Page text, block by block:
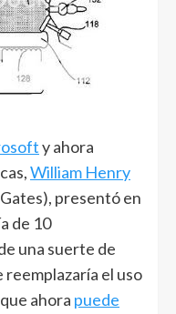
y ahora
William Henry
presentó en
de 10
una suerte de
el uso
ahora puede